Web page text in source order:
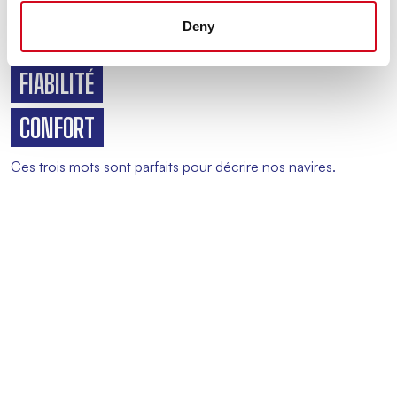
Deny
FIABILITÉ
CONFORT
Ces trois mots sont parfaits pour décrire nos navires.